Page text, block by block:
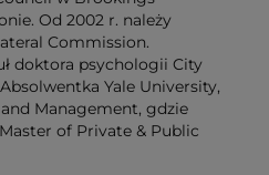
Od 2002 r. należy
Commission.
doktora psychologii City
Yale University,
Management, gdzie
of Private & Public